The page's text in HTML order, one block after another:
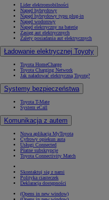
Lider elektromobilności
Napęd hybrydowy
Napęd hybrydowy typu plug-in
Napęd wodorowy
Napęd elektryczny na baterię
Zasięg aut elektrycznych
Zalety posiadania aut elektrycznych
Ładowanie elektrycznej Toyoty
Toyota HomeCharge
Toyota Charging Network
Jak naładować elektryczną Toyotę?
Systemy bezpieczeństwa
Toyota T-Mate
System eCall
Komunikacja z autem
Nowa aplikacja MyToyota
Cyfrowy opiekun auta
Usługi Connected
Płatne subskrypcje
Toyota Connectivity Match
Skontaktuj się z nami
Polityka ciasteczek
Deklaracja dostępności
(Opens in new window)